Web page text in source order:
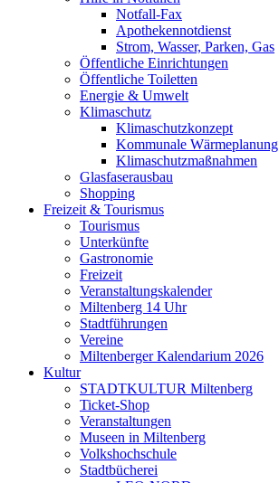
Notfall-Fax
Apothekennotdienst
Strom, Wasser, Parken, Gas
Öffentliche Einrichtungen
Öffentliche Toiletten
Energie & Umwelt
Klimaschutz
Klimaschutzkonzept
Kommunale Wärmeplanung
Klimaschutzmaßnahmen
Glasfaserausbau
Shopping
Freizeit & Tourismus
Tourismus
Unterkünfte
Gastronomie
Freizeit
Veranstaltungskalender
Miltenberg 14 Uhr
Stadtführungen
Vereine
Miltenberger Kalendarium 2026
Kultur
STADTKULTUR Miltenberg
Ticket-Shop
Veranstaltungen
Museen in Miltenberg
Volkshochschule
Stadtbücherei